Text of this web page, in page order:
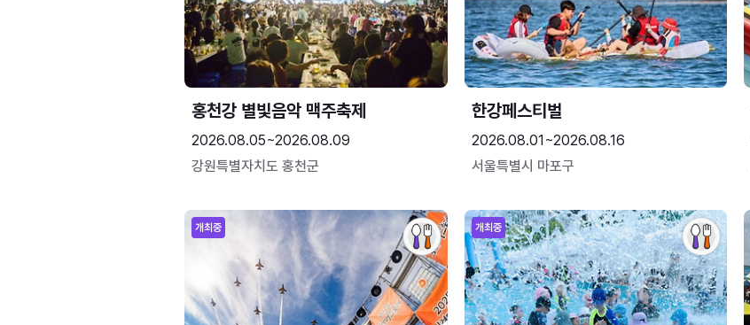
홍천강 별빛음악 맥주축제
2026.08.05~2026.08.09
강원특별자치도 홍천군
한강페스티벌
2026.08.01~2026.08.16
서울특별시 마포구
개최중 개최중